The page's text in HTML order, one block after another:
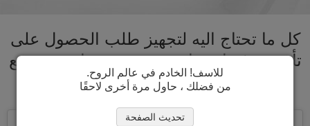
كل ما تحتاج اليه لتجهيز طلب الحصول على
تأشيرة غينيا بيساو تحت سقف واحد. تسريع
عملية الحصول على تأشيرة غينيا بيساو
للاسف! الخادم في عالم الروح.
من فضلك ، حاول مرة أخرى لاحقًا
تحديث الصفحة